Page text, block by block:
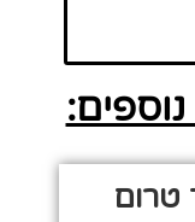
טרום